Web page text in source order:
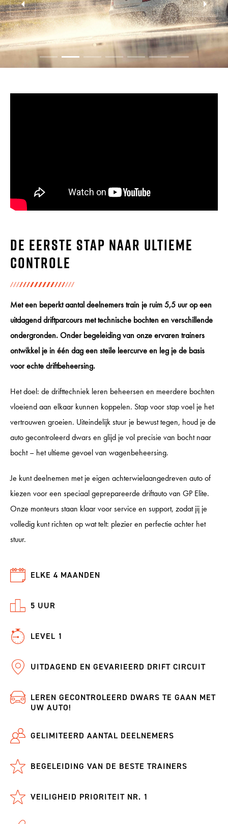
De eerste stap naar ultieme
controle
Met een beperkt aantal deelnemers train je ruim 5,5 uur op een
uitdagend driftparcours met technische bochten en verschillende
ondergronden. Onder begeleiding van onze ervaren trainers
ontwikkel je in één dag een steile leercurve en leg je de basis
voor echte driftbeheersing.
Het doel: de drifttechniek leren beheersen en meerdere bochten
vloeiend aan elkaar kunnen koppelen. Stap voor stap voel je het
vertrouwen groeien. Uiteindelijk stuur je bewust tegen, houd je de
auto gecontroleerd dwars en glijd je vol precisie van bocht naar
bocht – het ultieme gevoel van wagenbeheersing.
Je kunt deelnemen met je eigen achterwielaangedreven auto of
kiezen voor een speciaal geprepareerde driftauto van GP Elite.
Onze monteurs staan klaar voor service en support, zodat jij je
volledig kunt richten op wat telt: plezier en perfectie achter het
stuur.
ELKE 4 MAANDEN
5 UUR
LEVEL 1
UITDAGEND EN GEVARIEERD DRIFT CIRCUIT
LEREN GECONTROLEERD DWARS TE GAAN MET
UW AUTO!
GELIMITEERD AANTAL DEELNEMERS
BEGELEIDING VAN DE BESTE TRAINERS
VEILIGHEID PRIORITEIT NR. 1